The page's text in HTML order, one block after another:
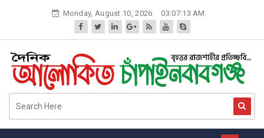
Monday, August 10, 2026 03:07:13 AM